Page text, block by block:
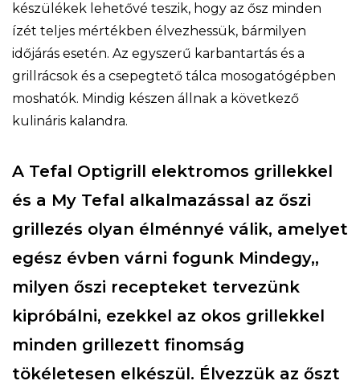
készülékek lehetővé teszik, hogy az ősz minden
ízét teljes mértékben élvezhessük, bármilyen
időjárás esetén. Az egyszerű karbantartás és a
grillrácsok és a csepegtető tálca mosogatógépben
moshatók. Mindig készen állnak a következő
kulináris kalandra.
A Tefal Optigrill elektromos grillekkel
és a My Tefal alkalmazással az őszi
grillezés olyan élménnyé válik, amelyet
egész évben várni fogunk Mindegy,,
milyen őszi recepteket tervezünk
kipróbálni, ezekkel az okos grillekkel
minden grillezett finomság
tökéletesen elkészül. Élvezzük az őszt